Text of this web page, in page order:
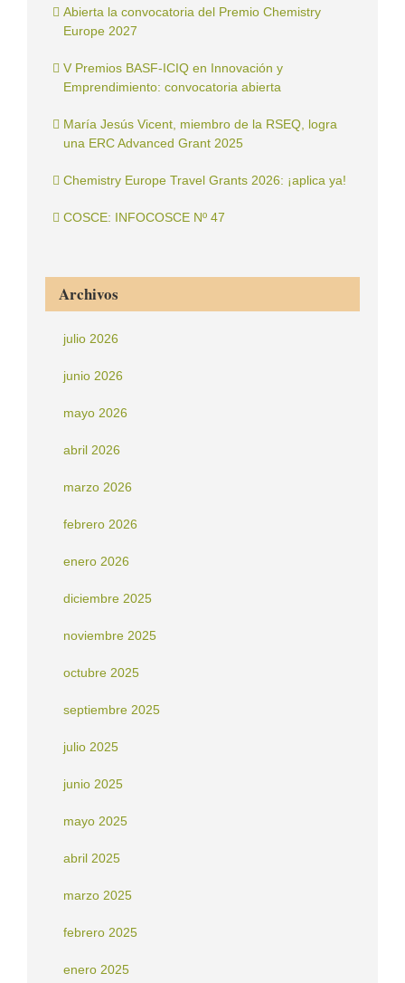
Abierta la convocatoria del Premio Chemistry
Europe 2027
V Premios BASF-ICIQ en Innovación y
Emprendimiento: convocatoria abierta
María Jesús Vicent, miembro de la RSEQ, logra
una ERC Advanced Grant 2025
Chemistry Europe Travel Grants 2026: ¡aplica ya!
COSCE: INFOCOSCE Nº 47
Archivos
julio 2026
junio 2026
mayo 2026
abril 2026
marzo 2026
febrero 2026
enero 2026
diciembre 2025
noviembre 2025
octubre 2025
septiembre 2025
julio 2025
junio 2025
mayo 2025
abril 2025
marzo 2025
febrero 2025
enero 2025